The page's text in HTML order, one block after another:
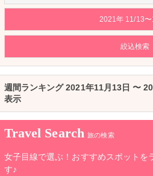
2021年 11/13〜
絞込検索
週間ランキング 2021年11月13日 〜
表示
Travel Search 旅の検索
女子目線で選ぶ！おすすめスポットを
す♪